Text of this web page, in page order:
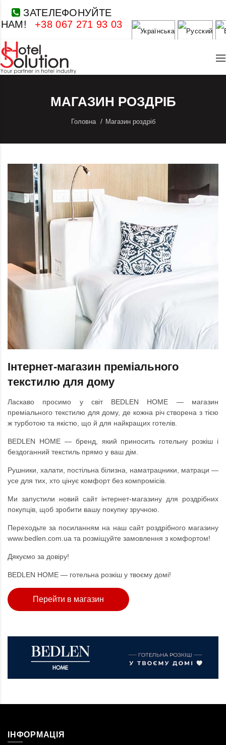
ЗАТЕЛЕФОНУЙТЕ
НАМ!
+38 067 271 93 03
МАГАЗИН РОЗДРІБ
Головна Магазин роздріб
Інтернет-магазин преміального
текстилю для дому
Ласкаво просимо у світ BEDLEN HOME — магазин
преміального текстилю для дому, де кожна річ створена з тією
ж турботою та якістю, що й для найкращих готелів.
BEDLEN HOME — бренд, який приносить готельну розкіш і
бездоганний текстиль прямо у ваш дім.
Рушники, халати, постільна білизна, наматрацники, матраци —
усе для тих, хто цінує комфорт без компромісів.
Ми запустили новий сайт інтернет-магазину для роздрібних
покупців, щоб зробити вашу покупку зручною.
Переходьте за посиланням на наш сайт роздрібного магазину
www.bedlen.com.ua та розміщуйте замовлення з комфортом!
Дякуємо за довіру!
BEDLEN HOME — готельна розкіш у твоєму домі!
Перейти в магазин
ІНФОРМАЦІЯ